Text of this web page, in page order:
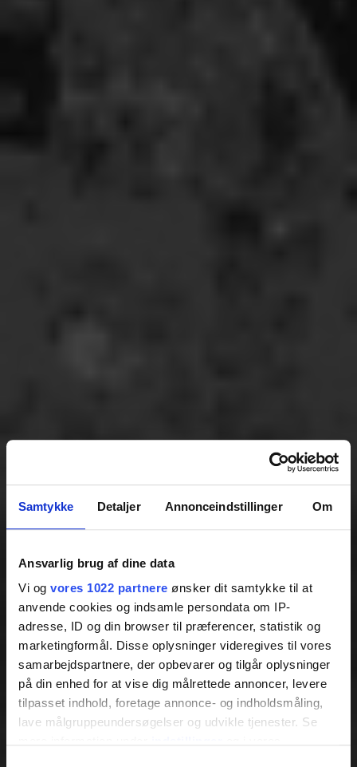
Samtykke Detaljer Annonceindstillinger Om
Ansvarlig brug af dine data
Vi og vores 1022 partnere ønsker dit samtykke til at
anvende cookies og indsamle persondata om IP-
adresse, ID og din browser til præferencer, statistik og
marketingformål. Disse oplysninger videregives til vores
samarbejdspartnere, der opbevarer og tilgår oplysninger
på din enhed for at vise dig målrettede annoncer, levere
tilpasset indhold, foretage annonce- og indholdsmåling,
lave målgruppeundersøgelser og udvikle tjenester. Se